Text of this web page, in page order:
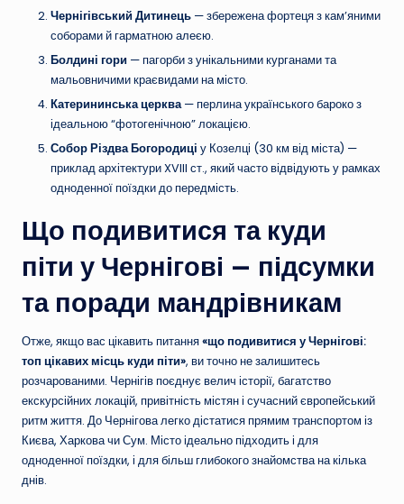
Чернігівський Дитинець — збережена фортеця з кам’яними
соборами й гарматною алеєю.
Болдині гори — пагорби з унікальними курганами та
мальовничими краєвидами на місто.
Катерининська церква— перлина українського бароко з
ідеальною “фотогенічною” локацією.
Собор Різдва Богородиці у Козелці (30 км від міста) —
приклад архітектури XVIII ст., який часто відвідують у рамках
одноденної поїздки до передмість.
Що подивитися та куди
піти у Чернігові — підсумки
та поради мандрівникам
Отже, якщо вас цікавить питання«що подивитися у Чернігові:
топ цікавих місць куди піти», ви точно не залишитесь
розчарованими. Чернігів поєднує велич історії, багатство
екскурсійних локацій, привітність містян і сучасний європейський
ритм життя. До Чернігова легко дістатися прямим транспортом із
Києва, Харкова чи Сум. Місто ідеально підходить і для
одноденної поїздки, і для більш глибокого знайомства на кілька
днів.